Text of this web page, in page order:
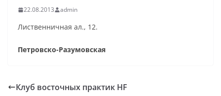
22.08.2013 admin
Лиственничная ал., 12.
Петровско-Разумовская
Клуб восточных практик HF